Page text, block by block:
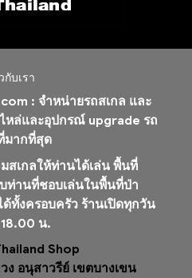
กับเรา
: จำหน่ายรถสเกล และ
หล่และอุปกรณ์ upgrade รถ
มากที่สุด
สเกลให้ท่านได้เล่น พื้นที่
ท่านที่ชอบเล่นในพื้นที่ป่า
ทั้งครอบครัว ร้านเปิดทุกวัน
น.
Shop
อนุสาวรีย์ เขตบางเขน